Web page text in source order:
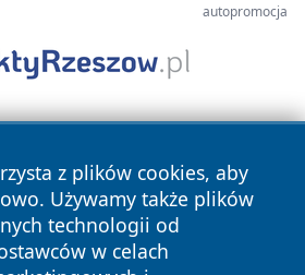
autopromocja
z plików cookies, aby
Używamy także plików
technologii od
w celach
Wszystkie prawa